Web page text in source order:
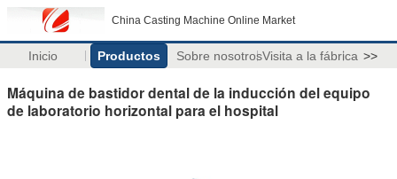
China Casting Machine Online Market
Inicio Productos Sobre nosotrosVisita a la fábrica >>
Máquina de bastidor dental de la inducción del equipo
de laboratorio horizontal para el hospital